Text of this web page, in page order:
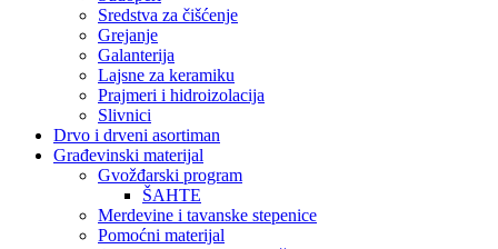
Sredstva za čišćenje
Grejanje
Galanterija
Lajsne za keramiku
Prajmeri i hidroizolacija
Slivnici
Drvo i drveni asortiman
Građevinski materijal
Gvožđarski program
ŠAHTE
Merdevine i tavanske stepenice
Pomoćni materijal